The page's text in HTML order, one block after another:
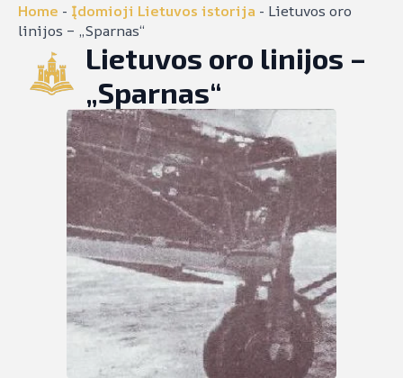
Home - Įdomioji Lietuvos istorija - Lietuvos oro
linijos – „Sparnas“
Lietuvos oro linijos –
„Sparnas“